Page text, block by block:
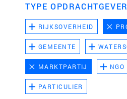
TYPE OPDRACHTGEVER
RIJKSOVERHEID
GEMEENTE
MARKTPARTIJ NGO
PARTICULIER